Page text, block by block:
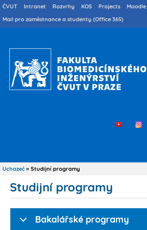
Přejít
k
hlavnímu
Druhé
menu
ČVUT Intranet Rozvrhy KOS Projects Moodle
Mail pro zaměstnance a studenty (Office 365)
Třetí
Drobečková
Uchazeč Studijní programy
Studijní programy
Bakalářské programy